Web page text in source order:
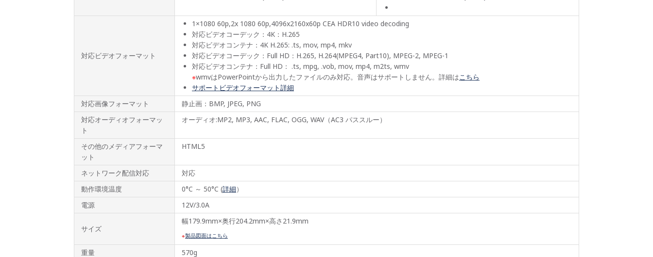
対応ビデオフォーマット
1×1080 60p,2x 1080 60p,4096x2160x60p CEA HDR10 video decoding
対応ビデオコーデック：4K：H.265
対応ビデオコンテナ：4K H.265: .ts, mov, mp4, mkv
対応ビデオコーデック：Full HD：H.265, H.264(MPEG4, Part10), MPEG-2, MPEG-1
対応ビデオコンテナ：Full HD： .ts, mpg, .vob, mov, mp4, m2ts, wmv
※wmvはPowerPointから出力したファイルのみ対応。音声はサポートしません。詳細はこちら
サポートビデオフォーマット詳細
対応画像フォーマット
静止画：BMP, JPEG, PNG
対応オーディオフォーマッ
ト
オーディオ:MP2, MP3, AAC, FLAC, OGG, WAV（AC3 パススルー）
その他のメディアフォーマ
ット
HTML5
ネットワーク配信対応
対応
動作環境温度
0°C ～ 50°C (詳細）
電源
12V/3.0A
サイズ
幅179.9mm×奥行204.2mm×高さ21.9mm
製品図面はこちら
重量 570g